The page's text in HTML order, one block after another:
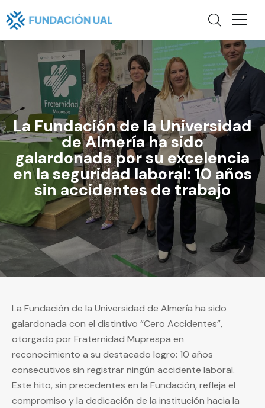
La Fundación de la Universidad
de Almería ha sido
galardonada por su excelencia
en la seguridad laboral: 10 años
sin accidentes de trabajo
La Fundación de la Universidad de Almería ha sido
galardonada con el distintivo “Cero Accidentes”,
otorgado por Fraternidad Muprespa en
reconocimiento a su destacado logro: 10 años
consecutivos sin registrar ningún accidente laboral.
Este hito, sin precedentes en la Fundación, refleja el
compromiso y la dedicación de la institución hacia la